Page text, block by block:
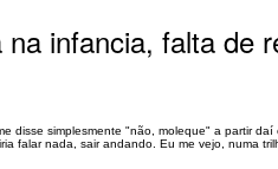
infancia, falta de
disse simplesmente "não, moleque" a partir
falar nada, sair andando. Eu me vejo, numa